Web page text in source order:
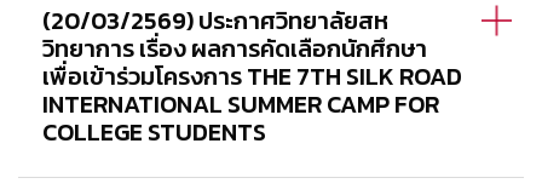
(20/03/2569) ประกาศวิทยาลัยสห
วิทยาการ เรื่อง ผลการคัดเลือกนักศึกษา
เพื่อเข้าร่วมโครงการ THE 7TH SILK ROAD
INTERNATIONAL SUMMER CAMP FOR
COLLEGE STUDENTS